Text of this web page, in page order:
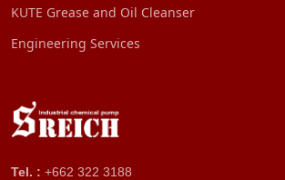
KUTE Grease and Oil Cleanser
Engineering Services
Tel. : +662 322 3188